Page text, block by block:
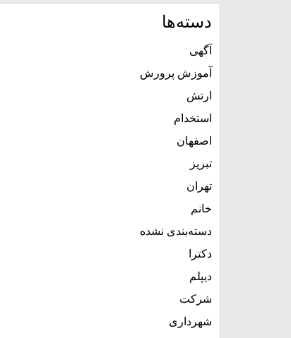
دسته‌ها
آگهی
آموزش پرورش
ارتش
استخدام
اصفهان
تبریز
تهران
خانم
دسته‌بندی نشده
دکترا
دیپلم
شرکت
شهرداری